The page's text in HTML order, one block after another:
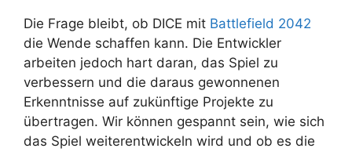
Die Frage bleibt, ob DICE mit Battlefield 2042
die Wende schaffen kann. Die Entwickler
arbeiten jedoch hart daran, das Spiel zu
verbessern und die daraus gewonnenen
Erkenntnisse auf zukünftige Projekte zu
übertragen. Wir können gespannt sein, wie sich
das Spiel weiterentwickeln wird und ob es die